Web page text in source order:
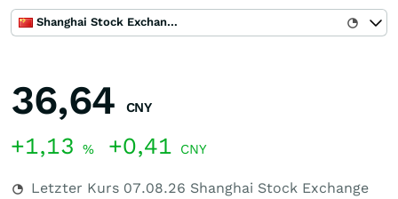
Shanghai Stock Exchange
36,64 CNY
+1,13 % +0,41 CNY
Letzter Kurs 07.08.26 Shanghai Stock Exchange